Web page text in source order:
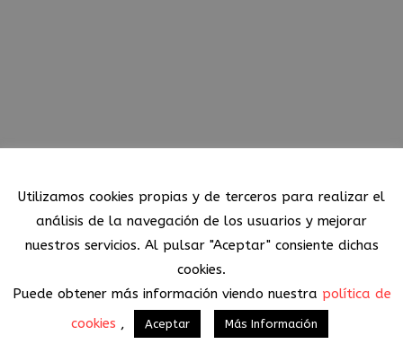
© Copyright MueblesConcepto| Aviso Legal|Política de Privacidad
Utilizamos cookies propias y de terceros para realizar el
análisis de la navegación de los usuarios y mejorar
nuestros servicios. Al pulsar "Aceptar" consiente dichas
cookies.
Puede obtener más información viendo nuestra política de
cookies , Aceptar Más Información